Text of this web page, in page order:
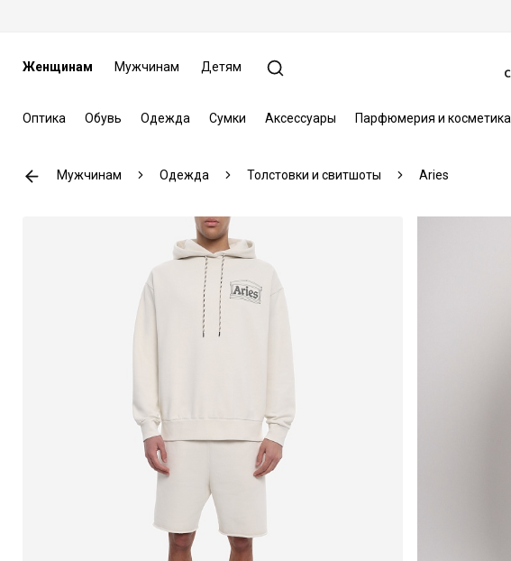
Женщинам Мужчинам Детям
Оптика Обувь Одежда Сумки Аксессуары Парфюмерия и косметика
Мужчинам Одежда Толстовки и свитшоты Aries